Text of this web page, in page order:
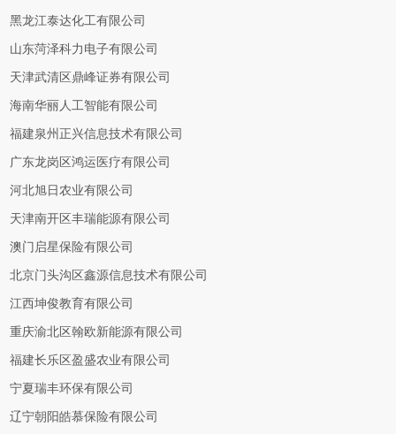
黑龙江泰达化工有限公司
山东菏泽科力电子有限公司
天津武清区鼎峰证券有限公司
海南华丽人工智能有限公司
福建泉州正兴信息技术有限公司
广东龙岗区鸿运医疗有限公司
河北旭日农业有限公司
天津南开区丰瑞能源有限公司
澳门启星保险有限公司
北京门头沟区鑫源信息技术有限公司
江西坤俊教育有限公司
重庆渝北区翰欧新能源有限公司
福建长乐区盈盛农业有限公司
宁夏瑞丰环保有限公司
辽宁朝阳皓慕保险有限公司